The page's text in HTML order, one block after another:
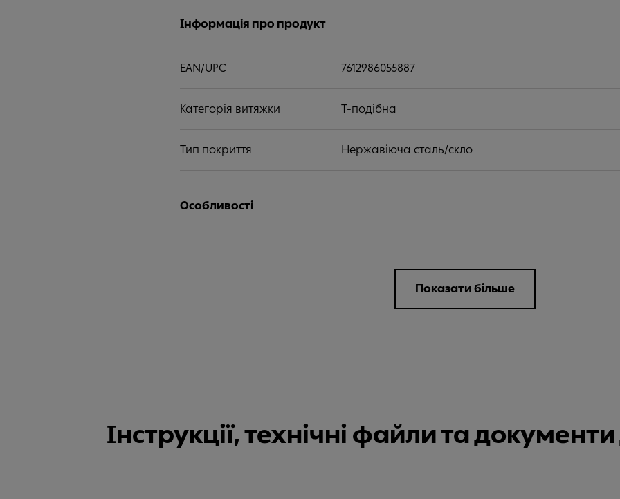
Інформація про продукт
EAN/UPC 7612986055887
Категорія витяжки Т-подібна
Тип покриття Нержавіюча сталь/скло
Особливості
Показати більше
Інструкції, технічні файли та